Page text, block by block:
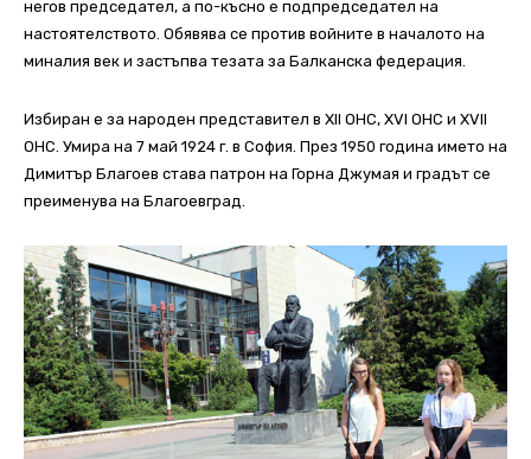
негов председател, а по-късно е подпредседател на
настоятелството. Обявява се против войните в началото на
миналия век и застъпва тезата за Балканска федерация.
Избиран е за народен представител в ХII ОНС, ХVI ОНС и ХVII
ОНС. Умира на 7 май 1924 г. в София. През 1950 година името на
Димитър Благоев става патрон на Горна Джумая и градът се
преименува на Благоевград.